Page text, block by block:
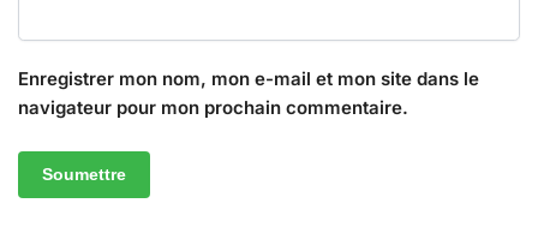
Enregistrer mon nom, mon e-mail et mon site dans le
navigateur pour mon prochain commentaire.